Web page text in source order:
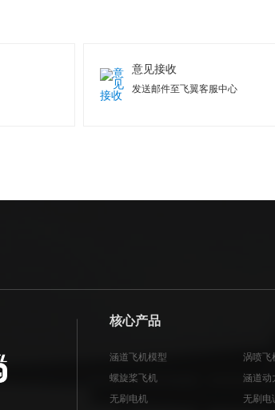
意见接收
发送邮件至飞翼客服中心
核心产品
涵道飞机模型
涡喷飞
螺旋桨飞机
涵道动
无刷电机
无刷电